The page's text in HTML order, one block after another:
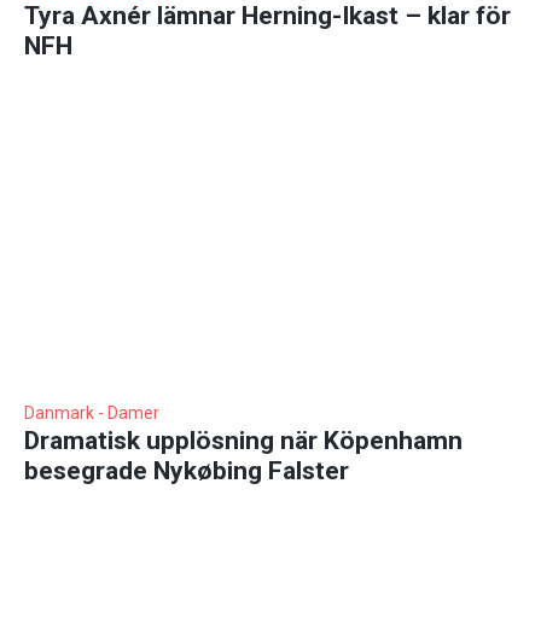
Tyra Axnér lämnar Herning-Ikast – klar för
NFH
Danmark - Damer
Dramatisk upplösning när Köpenhamn
besegrade Nykøbing Falster